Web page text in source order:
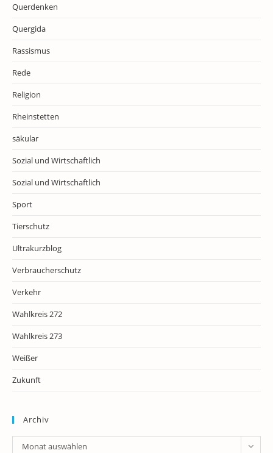
Querdenken
Quergida
Rassismus
Rede
Religion
Rheinstetten
säkular
Sozial und Wirtschaftlich
Sozial und Wirtschaftlich
Sport
Tierschutz
Ultrakurzblog
Verbraucherschutz
Verkehr
Wahlkreis 272
Wahlkreis 273
Weißer
Zukunft
Archiv
Archiv
Monat auswählen